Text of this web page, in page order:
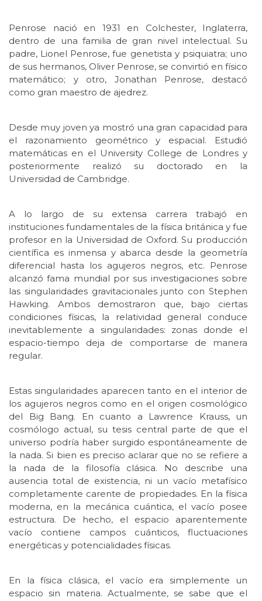
Penrose nació en 1931 en Colchester, Inglaterra,
dentro de una familia de gran nivel intelectual. Su
padre, Lionel Penrose, fue genetista y psiquiatra; uno
de sus hermanos, Oliver Penrose, se convirtió en físico
matemático; y otro, Jonathan Penrose, destacó
como gran maestro de ajedrez.
Desde muy joven ya mostró una gran capacidad para
el razonamiento geométrico y espacial. Estudió
matemáticas en el University College de Londres y
posteriormente realizó su doctorado en la
Universidad de Cambridge.
A lo largo de su extensa carrera trabajó en
instituciones fundamentales de la física británica y fue
profesor en la Universidad de Oxford. Su producción
científica es inmensa y abarca desde la geometría
diferencial hasta los agujeros negros, etc. Penrose
alcanzó fama mundial por sus investigaciones sobre
las singularidades gravitacionales junto con Stephen
Hawking. Ambos demostraron que, bajo ciertas
condiciones físicas, la relatividad general conduce
inevitablemente a singularidades: zonas donde el
espacio-tiempo deja de comportarse de manera
regular.
Estas singularidades aparecen tanto en el interior de
los agujeros negros como en el origen cosmológico
del Big Bang. En cuanto a Lawrence Krauss, un
cosmólogo actual, su tesis central parte de que el
universo podría haber surgido espontáneamente de
la nada. Si bien es preciso aclarar que no se refiere a
la nada de la filosofía clásica. No describe una
ausencia total de existencia, ni un vacío metafísico
completamente carente de propiedades. En la física
moderna, en la mecánica cuántica, el vacío posee
estructura. De hecho, el espacio aparentemente
vacío contiene campos cuánticos, fluctuaciones
energéticas y potencialidades físicas.
En la física clásica, el vacío era simplemente un
espacio sin materia. Actualmente, se sabe que el